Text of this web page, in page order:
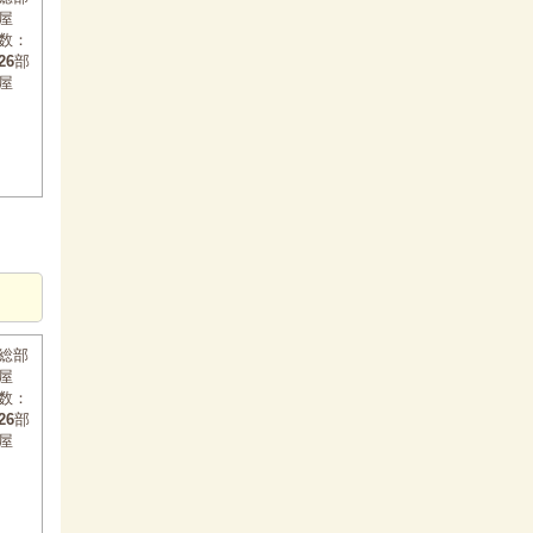
：
部
部
：
部